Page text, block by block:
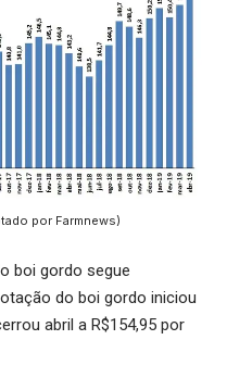
por Farmnews)
boi gordo segue
do boi gordo iniciou
abril a R$154,95 por